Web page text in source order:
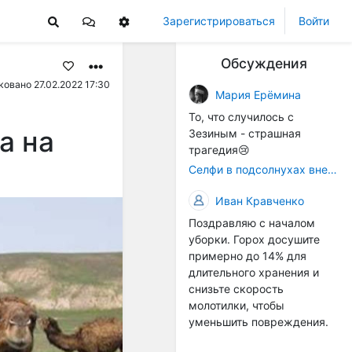
Зарегистрироваться Войти
27.02.2022 17:30
на
Обсуждения
Мария Ерёмина
То, что случилось с
Зезиным - страшная
трагедия😢
Селфи в подсолнухах вне закона: За проникновение на сельхозземли без разрешения хотят штрафовать
Иван Кравченко
Поздравляю с началом
уборки. Горох досушите
примерно до 14% для
длительного хранения и
снизьте скорость
молотилки, чтобы
уменьшить повреждения.